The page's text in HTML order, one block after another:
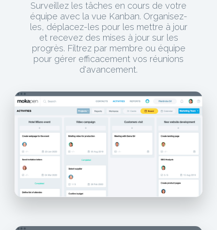
Surveillez les tâches en cours de votre
équipe avec la vue Kanban. Organisez-
les, déplacez-les pour les mettre à jour
et recevez des mises à jour sur les
progrès. Filtrez par membre ou équipe
pour gérer efficacement vos réunions
d'avancement.